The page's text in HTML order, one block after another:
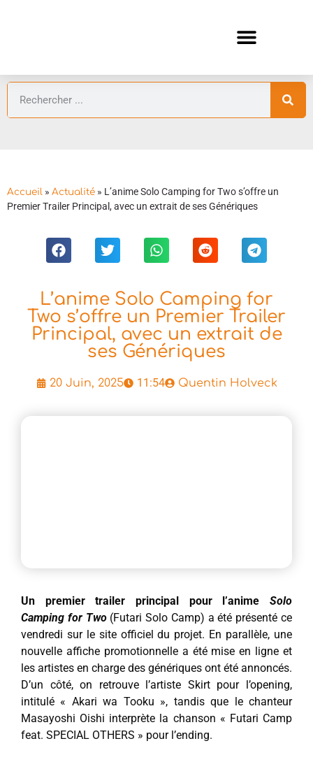
Accueil » Actualité » L’anime Solo Camping for Two s’offre un
Premier Trailer Principal, avec un extrait de ses Génériques
L’anime Solo Camping for
Two s’offre un Premier Trailer
Principal, avec un extrait de
ses Génériques
20 Juin, 2025 11:54 Quentin Holveck
Un premier trailer principal pour l’anime Solo
Camping for Two(Futari Solo Camp) a été présenté ce
vendredi sur le site officiel du projet. En parallèle, une
nouvelle affiche promotionnelle a été mise en ligne et
les artistes en charge des génériques ont été annoncés.
D’un côté, on retrouve l’artiste Skirt pour l’opening,
intitulé « Akari wa Tooku », tandis que le chanteur
Masayoshi Oishi interprète la chanson « Futari Camp
feat. SPECIAL OTHERS » pour l’ending.